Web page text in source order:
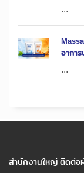
...
อากา
...
สำนักงานใหญ่ ติดต่อ